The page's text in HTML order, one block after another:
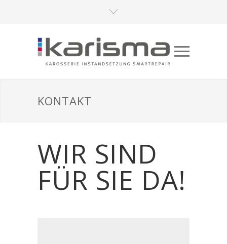
KONTAKT
WIR SIND
FÜR SIE DA!